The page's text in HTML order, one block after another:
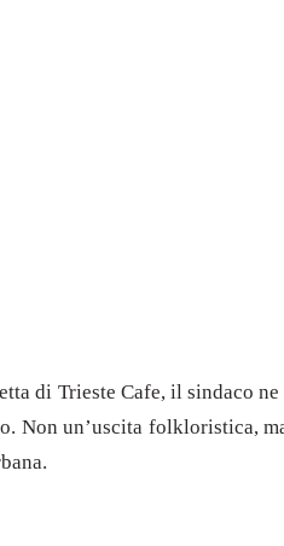
di Trieste Cafe, il sindaco
Non un’uscita folkloristica,